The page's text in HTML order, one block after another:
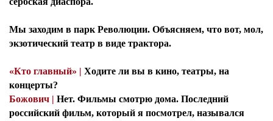
Мы заходим в парк Революции. Объясняем, что вот, мол,
экзотический театр в виде трактора.
«Кто главный» | Ходите ли вы в кино, театры, на
концерты?
Божович | Нет. Фильмы смотрю дома. Последний
российский фильм, который я посмотрел, назывался